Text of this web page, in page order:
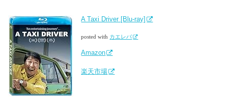
A Taxi Driver [Blu-ray]
posted with カエレバ
Amazon
楽天市場